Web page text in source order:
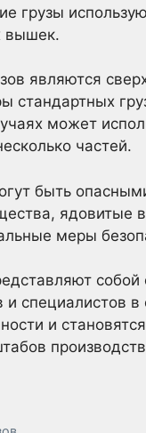
грузы
вышек.
являются
может
частей.
быть
меры
и специалистов
и